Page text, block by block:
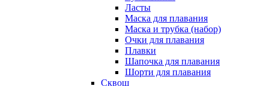
Ласты
Маска для плавания
Маска и трубка (набор)
Очки для плавания
Плавки
Шапочка для плавания
Шорти для плавания
Сквош